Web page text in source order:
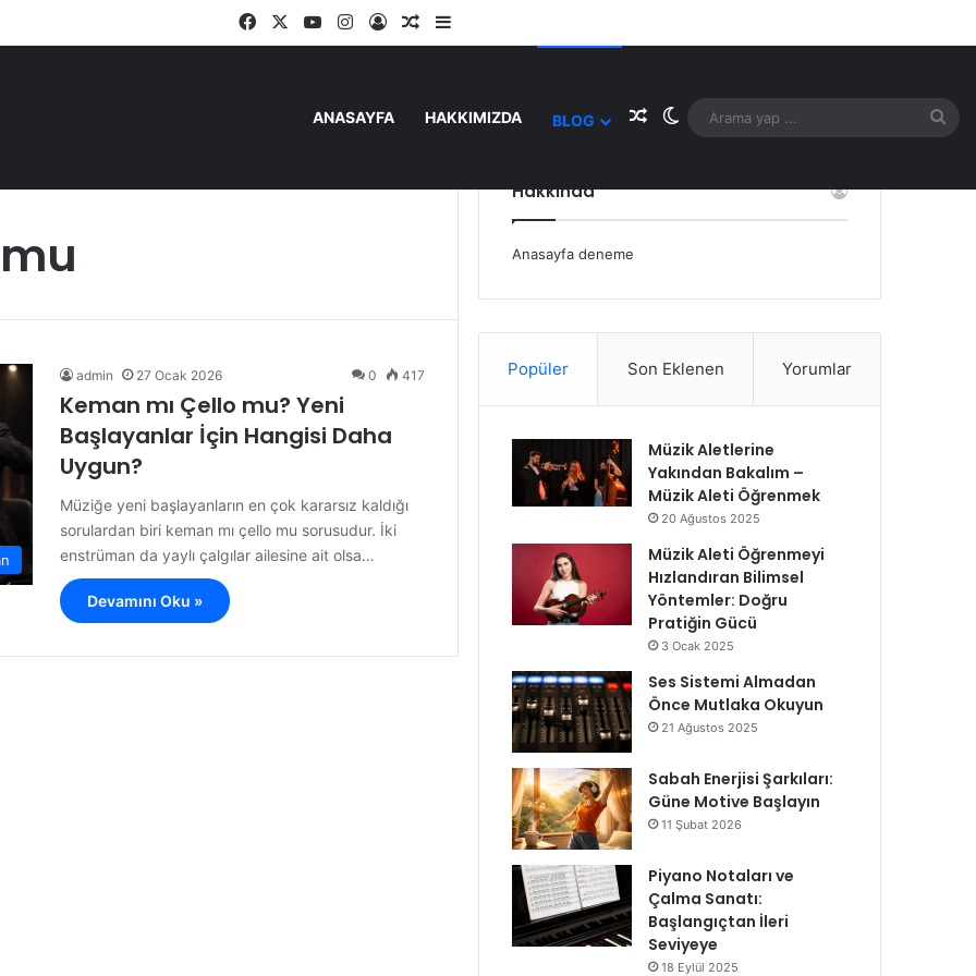
Facebook YouTubeInstagramKayıt OlRastgele Makale
ANASAYFA HAKKIMIZDA BLOG Rastgele Makale
Dış görünümü değiştir
...
admin 27 Ocak 2026 0 417
Keman mı Çello mu? Yeni
Başlayanlar İçin Hangisi Daha
Uygun?
Müziğe yeni başlayanların en çok kararsız kaldığı
sorulardan biri keman mı çello mu sorusudur. İki
enstrüman da yaylı çalgılar ailesine ait olsa…
Devamını Oku »
Hakkında
Anasayfa deneme
Popüler Son Eklenen Yorumlar
Müzik Aletlerine
Yakından Bakalım –
Müzik Aleti Öğrenmek
20 Ağustos 2025
Müzik Aleti Öğrenmeyi
Hızlandıran Bilimsel
Yöntemler: Doğru
Pratiğin Gücü
3 Ocak 2025
Ses Sistemi Almadan
Önce Mutlaka Okuyun
21 Ağustos 2025
Sabah Enerjisi Şarkıları:
Güne Motive Başlayın
11 Şubat 2026
Piyano Notaları ve
Çalma Sanatı:
Başlangıçtan İleri
Seviyeye
18 Eylül 2025